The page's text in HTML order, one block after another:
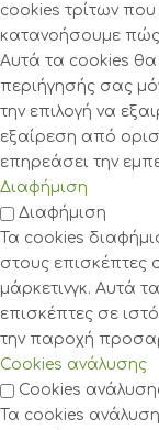
cookies τρίτων
κατανοήσουμε πώς
Αυτά τα cookies
περιήγησής σας
την επιλογή να
εξαίρεση από
επηρεάσει την
Διαφήμιση
Διαφήμιση
Τα cookies
στους επισκέπτες
μάρκετινγκ. Αυτά
επισκέπτες σε
την παροχή
Cookies ανάλυσης
Cookies
Τα cookies